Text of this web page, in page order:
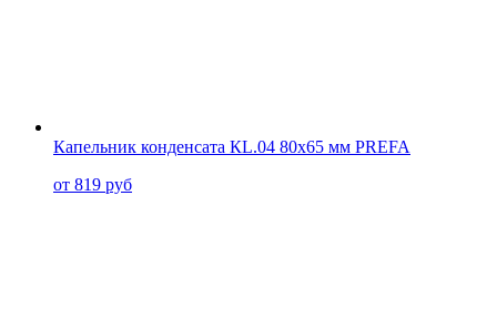
Капельник конденсата КL.04 80x65 мм PREFA
от 819 руб